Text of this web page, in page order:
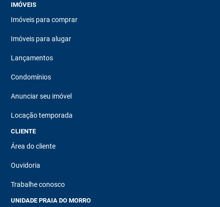
IMÓVEIS
Imóveis para comprar
Imóveis para alugar
Lançamentos
Condomínios
Anunciar seu imóvel
Locação temporada
CLIENTE
Área do cliente
Ouvidoria
Trabalhe conosco
UNIDADE PRAIA DO MORRO